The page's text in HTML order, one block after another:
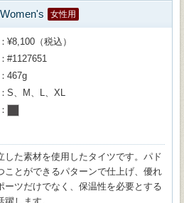
女性用
¥8,100（税込）
#1127651
467g
S、M、L、XL
した素材を使用したタイツです。パド
ことができるパターンで仕上げ、優れ
ーツだけでなく、保温性を必要とする